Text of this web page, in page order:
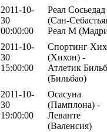
2011-10-
30
00:00:00
Реал Сосьедад
(Сан-
Реал М
2011-10-
30
15:00:00
Спортинг
(Хихон) -
Атлетик
(Бильбао)
2011-10-
30
19:00:00
Осасуна
(Памплона) -
Леванте
(Валенсия)